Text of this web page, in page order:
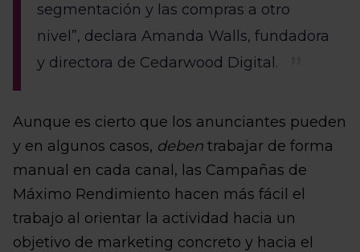
segmentación y las compras a otro
nivel”, declara Amanda Walls, fundadora
y directora de Cedarwood Digital.
Aunque es cierto que los anunciantes pueden
y en algunos casos, deben trabajar de forma
manual en cada canal, las Campañas de
Máximo Rendimiento hacen más fácil el
trabajo al orientar la actividad hacia un
objetivo de marketing concreto y hacia el